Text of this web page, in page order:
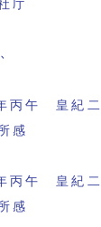
庁
丙午 皇紀
感
丙午 皇紀
感